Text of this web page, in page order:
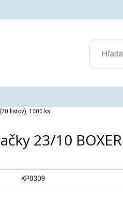
listov), 1000 ks
23/10
KP0309